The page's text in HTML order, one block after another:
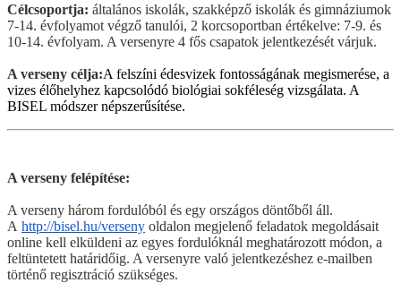
Célcsoportja: általános iskolák, szakképző iskolák és gimnáziumok
7-14. évfolyamot végző tanulói, 2 korcsoportban értékelve: 7-9. és
10-14. évfolyam. A versenyre 4 fős csapatok jelentkezését várjuk.
A verseny célja:A felszíni édesvizek fontosságának megismerése, a
vizes élőhelyhez kapcsolódó biológiai sokféleség vizsgálata. A
BISEL módszer népszerűsítése.
A verseny felépítése:
A verseny három fordulóból és egy országos döntőből áll.
A http://bisel.hu/verseny oldalon megjelenő feladatok megoldásait
online kell elküldeni az egyes fordulóknál meghatározott módon, a
feltüntetett határidőig. A versenyre való jelentkezéshez e-mailben
történő regisztráció szükséges.